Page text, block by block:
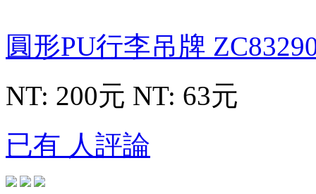
圓形PU行李吊牌
NT: 200元 NT: 63元
已有 人評論